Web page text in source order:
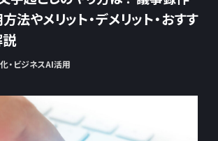
法やメリット・デメリット・おすす
・ビジネスAI活用